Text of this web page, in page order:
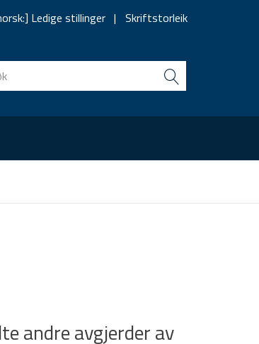
Ledige stillinger Skriftstorleik
andre avgjerder av